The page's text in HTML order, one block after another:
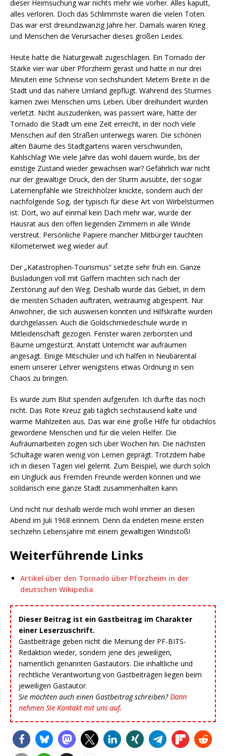
dieser Heimsuchung war nichts mehr wie vorher. Alles kaputt,
alles verloren. Doch das Schlimmste waren die vielen Toten.
Das war erst dreiundzwanzig Jahre her. Damals waren Krieg
und Menschen die Verursacher dieses großen Leides.
Heute hatte die Naturgewalt zugeschlagen. Ein Tornado der
Stärke vier war über Pforzheim gerast und hatte in nur drei
Minuten eine Schneise von sechshundert Metern Breite in die
Stadt und das nähere Umland gepflügt. Während des Sturmes
kamen zwei Menschen ums Leben. Über dreihundert wurden
verletzt. Nicht auszudenken, was passiert wäre, hätte der
Tornado die Stadt um eine Zeit erreicht, in der noch viele
Menschen auf den Straßen unterwegs waren. Die schönen
alten Bäume des Stadtgartens waren verschwunden,
Kahlschlag! Wie viele Jahre das wohl dauern würde, bis der
einstige Zustand wieder gewachsen war? Gefährlich war nicht
nur der gewaltige Druck, den der Sturm ausübte, der sogar
Laternenpfähle wie Streichhölzer knickte, sondern auch der
nachfolgende Sog, der typisch für diese Art von Wirbelstürmen
ist. Dort, wo auf einmal kein Dach mehr war, wurde der
Hausrat aus den offen liegenden Zimmern in alle Winde
verstreut. Persönliche Papiere mancher Mitbürger tauchten
Kilometerweit weg wieder auf.
Der „Katastrophen-Tourismus“ setzte sehr früh ein. Ganze
Busladungen voll mit Gaffern machten sich nach der
Zerstörung auf den Weg. Deshalb wurde das Gebiet, in dem
die meisten Schäden auftraten, weiträumig abgesperrt. Nur
Anwohner, die sich ausweisen konnten und Hilfskräfte wurden
durchgelassen. Auch die Goldschmiedeschule wurde in
Mitleidenschaft gezogen. Fenster waren zerborsten und
Bäume umgestürzt. Anstatt Unterricht war aufräumen
angesagt. Einige Mitschüler und ich halfen in Neubärental
einem unserer Lehrer wenigstens etwas Ordnung in sein
Chaos zu bringen.
Es wurde zum Blut spenden aufgerufen. Ich durfte das noch
nicht. Das Rote Kreuz gab täglich sechstausend kalte und
warme Mahlzeiten aus. Das war eine große Hilfe für obdachlos
gewordene Menschen und für die vielen Helfer. Die
Aufräumarbeiten zogen sich über Wochen hin. Die nächsten
Schultage waren wenig von Lernen geprägt. Trotzdem habe
ich in diesen Tagen viel gelernt. Zum Beispiel, wie durch solch
ein Unglück aus Fremden Freunde werden können und wie
solidarisch eine ganze Stadt zusammenhalten kann.
Und nicht nur deshalb werde mich wohl immer an diesen
Abend im Juli 1968 erinnern. Denn da endeten meine ersten
sechzehn Lebensjahre mit einem gewaltigen Windstoß!
Weiterführende Links
Artikel über den Tornado über Pforzheim in der
deutschen Wikipedia
Dieser Beitrag ist ein Gastbeitrag im Charakter
einer Leserzuschrift.
Gastbeiträge geben nicht die Meinung der PF-BITS-
Redaktion wieder, sondern jene des jeweiligen,
namentlich genannten Gastautors. Die inhaltliche und
rechtliche Verantwortung von Gastbeiträgen liegen beim
jeweiligen Gastautor.
Sie möchten auch einen Gastbeitrag schreiben?Dann
nehmen Sie Kontakt mit uns auf.